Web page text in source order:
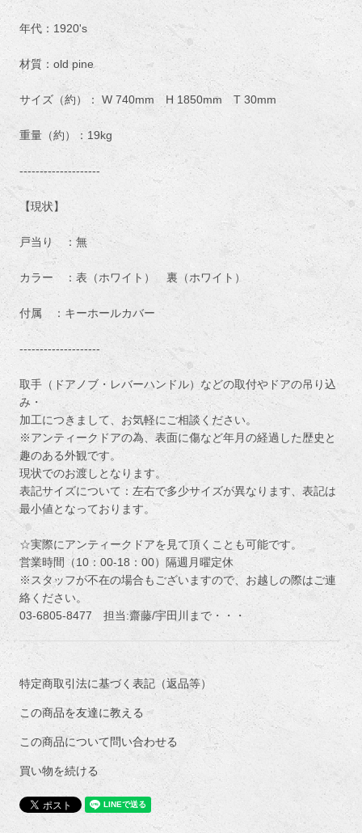
年代：1920's
材質：old pine
サイズ（約）： W 740mm H 1850mm T 30mm
重量（約）：19kg
--------------------
【現状】
戸当り ：無
カラー ：表（ホワイト） 裏（ホワイト）
付属 ：キーホールカバー
--------------------
取手（ドアノブ・レバーハンドル）などの取付やドアの吊り込
み・
加工につきまして、お気軽にご相談ください。
※アンティークドアの為、表面に傷など年月の経過した歴史と
趣のある外観です。
現状でのお渡しとなります。
表記サイズについて：左右で多少サイズが異なります、表記は
最小値となっております。
☆実際にアンティークドアを見て頂くことも可能です。
営業時間（10：00-18：00）隔週月曜定休
※スタッフが不在の場合もございますので、お越しの際はご連
絡ください。
03-6805-8477 担当:齋藤/宇田川まで・・・
特定商取引法に基づく表記（返品等）
この商品を友達に教える
この商品について問い合わせる
買い物を続ける